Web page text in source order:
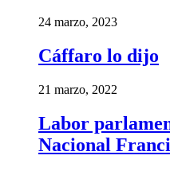
24 marzo, 2023
Cáffaro lo dijo
21 marzo, 2022
Labor
Nacional